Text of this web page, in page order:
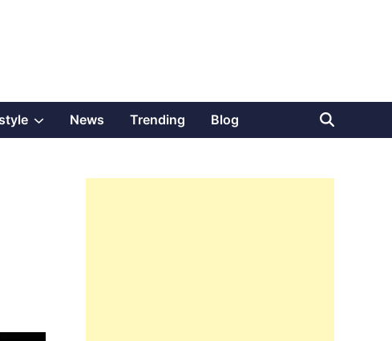
ShowNews Trending Blog